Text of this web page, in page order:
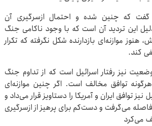
گفت که چنین شده و احتمال ازسرگیری آن
این تردید آن است که با وجود ناکامی جنگ
هنوز موازنه‌ای بازدارنده شکل نگرفته که تکرار
کند.
نیز رفتار اسرائیل است که از تداوم جنگ
توافق مخالف است. اگر چنین موازنه‌ای
نیز توافق ایران و آمریکا را دستاویز قرار می‌داد و
می‌گرفت و دست‌کم برای پرهیز از ازسرگیری
می‌کرد